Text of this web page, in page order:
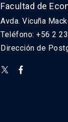
Facultad de
Avda. Vicuña
Teléfono: +56 2
Dirección de